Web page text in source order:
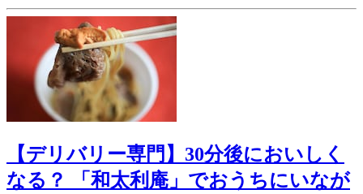
【デリバリー専門】30分後においしく
なる？ 「和太利庵」でおうちにいなが